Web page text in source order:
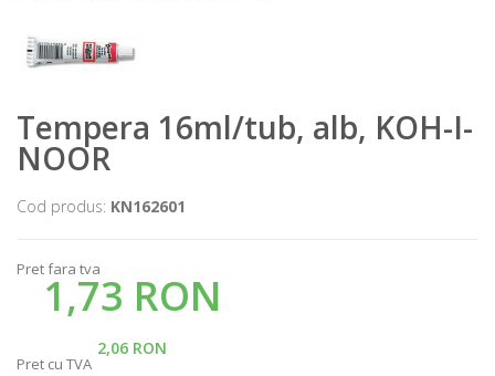
Tempera 16ml/tub, alb, KOH-I-
NOOR
Cod produs: KN162601
Pret fara tva
1,73 RON
2,06 RON
Pret cu TVA